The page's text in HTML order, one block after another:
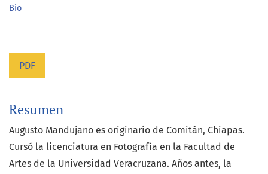
Bio
PDF
Resumen
Augusto Mandujano es originario de Comitán, Chiapas.
Cursó la licenciatura en Fotografía en la Facultad de
Artes de la Universidad Veracruzana. Años antes, la